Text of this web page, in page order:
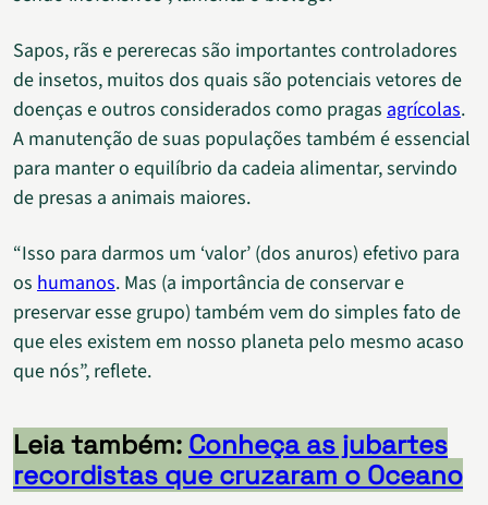
Sapos, rãs e pererecas são importantes controladores
de insetos, muitos dos quais são potenciais vetores de
doenças e outros considerados como pragas agrícolas.
A manutenção de suas populações também é essencial
para manter o equilíbrio da cadeia alimentar, servindo
de presas a animais maiores.
“Isso para darmos um ‘valor’ (dos anuros) efetivo para
os humanos. Mas (a importância de conservar e
preservar esse grupo) também vem do simples fato de
que eles existem em nosso planeta pelo mesmo acaso
que nós”, reflete.
Leia também: Conheça as jubartes
recordistas que cruzaram o Oceano